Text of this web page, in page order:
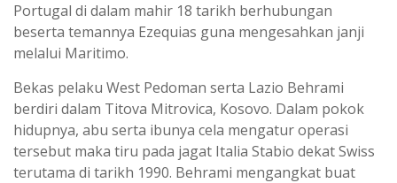
Portugal di dalam mahir 18 tarikh berhubungan
beserta temannya Ezequias guna mengesahkan janji
melalui Maritimo.
Bekas pelaku West Pedoman serta Lazio Behrami
berdiri dalam Titova Mitrovica, Kosovo. Dalam pokok
hidupnya, abu serta ibunya cela mengatur operasi
tersebut maka tiru pada jagat Italia Stabio dekat Swiss
terutama di tarikh 1990. Behrami mengangkat buat